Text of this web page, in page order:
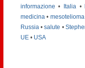
informazione • Italia •
medicina •mesotelioma
Russia •salute •
UE• USA